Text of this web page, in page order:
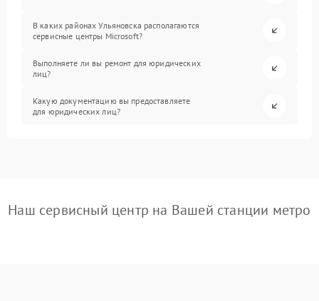
В каких районах Ульяновска располагаются
сервисные центры Microsoft?
Выполняете ли вы ремонт для юридических
лиц?
Какую документацию вы предоставляете
для юридических лиц?
Наш сервисный центр на Вашей станции метро